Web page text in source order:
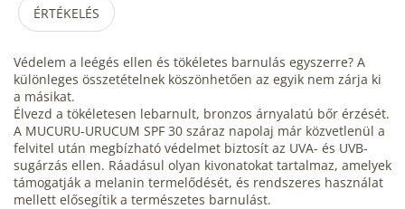
ÉRTÉKELÉS
Védelem a leégés ellen és tökéletes barnulás egyszerre? A
különleges összetételnek köszönhetően az egyik nem zárja ki
a másikat.
Élvezd a tökéletesen lebarnult, bronzos árnyalatú bőr érzését.
A MUCURU-URUCUM SPF 30 száraz napolaj már közvetlenül a
felvitel után megbízható védelmet biztosít az UVA- és UVB-
sugárzás ellen. Ráadásul olyan kivonatokat tartalmaz, amelyek
támogatják a melanin termelődését, és rendszeres használat
mellett elősegítik a természetes barnulást.